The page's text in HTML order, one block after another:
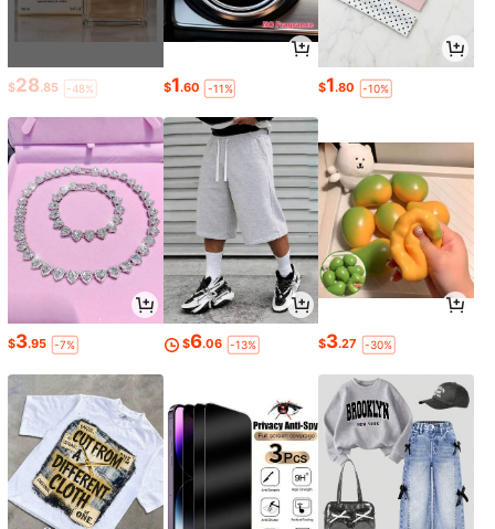
$28.85 -48% $1.60 -11% $1.80 -10%
$3.95 -7% $6.06 -13% $3.27 -30%